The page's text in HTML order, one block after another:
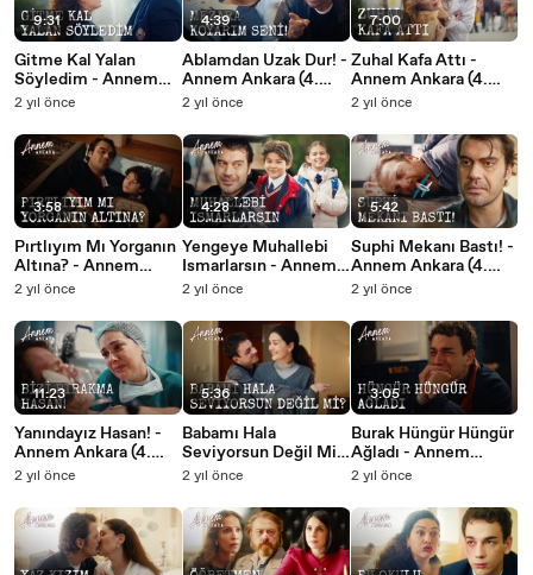
9:31
Gitme Kal Yalan
Söyledim - Annem
Ankara (4. Bölüm)
2 yıl önce
3:58
Pırtlıyım Mı Yorganın
Altına? - Annem
Ankara (4. Bölüm)
2 yıl önce
11:23
Yanındayız Hasan! -
Annem Ankara (4.
Bölüm)
2 yıl önce
4:39
Ablamdan Uzak Dur! -
Annem Ankara (4.
Bölüm)
2 yıl önce
4:28
Yengeye Muhallebi
Ismarlarsın - Annem
Ankara (4. Bölüm)
2 yıl önce
5:36
Babamı Hala
Seviyorsun Değil Mi?
- Annem Ankara (4.
2 yıl önce
7:00
Zuhal Kafa Attı -
Annem Ankara (4.
Bölüm)
2 yıl önce
5:42
Suphi Mekanı Bastı! -
Annem Ankara (4.
Bölüm)
2 yıl önce
3:05
Burak Hüngür Hüngür
Ağladı - Annem
Ankara (4. Bölüm)
2 yıl önce